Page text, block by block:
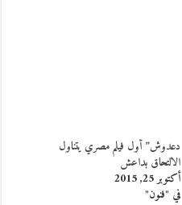
دعدوش” أول فيلم مصري يتناول
الالتحاق بداعش
أكتوبر 25, 2015
في "فنون"